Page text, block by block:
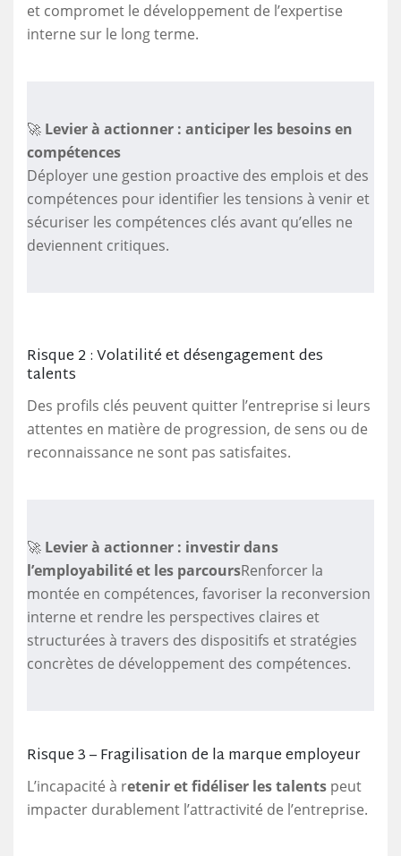
et compromet le développement de l’expertise
interne sur le long terme.
🚀 Levier à actionner : anticiper les besoins en
compétences
Déployer une gestion proactive des emplois et des
compétences pour identifier les tensions à venir et
sécuriser les compétences clés avant qu’elles ne
deviennent critiques.
Risque 2 : Volatilité et désengagement des
talents
Des profils clés peuvent quitter l’entreprise si leurs
attentes en matière de progression, de sens ou de
reconnaissance ne sont pas satisfaites.
🚀 Levier à actionner : investir dans
l’employabilité et les parcoursRenforcer la
montée en compétences, favoriser la reconversion
interne et rendre les perspectives claires et
structurées à travers des dispositifs et stratégies
concrètes de développement des compétences.
Risque 3 – Fragilisation de la marque employeur
L’incapacité à retenir et fidéliser les talents peut
impacter durablement l’attractivité de l’entreprise.